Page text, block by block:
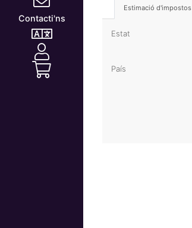
Contacti'ns
Estimació d'impostos
Estat
País